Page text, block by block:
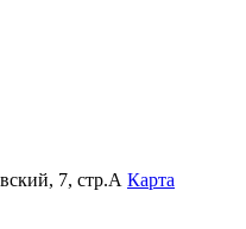
7, стр.А Карта